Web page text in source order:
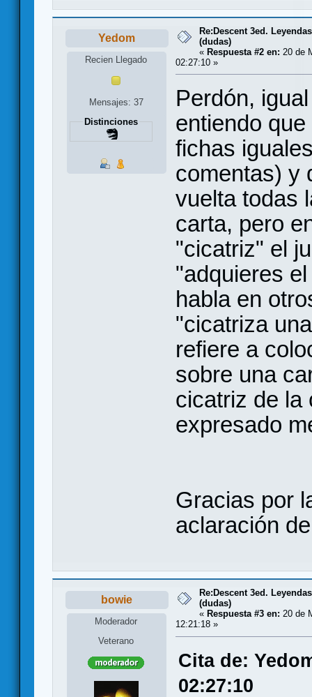
Yedom
Recien Llegado
Mensajes: 37
Distinciones
Re:Descent 3ed.
(dudas)
« Respuesta #2 en: 20 de
02:27:10 »
Perdón,
entiendo
fichas
comentas) y
vuelta todas
carta, pero
"cicatriz" el
"adquieres
habla en
"cicatriza
refiere a
sobre una
cicatriz de la
expresado
Gracias por
aclaración
bowie
Moderador
Veterano
Re:Descent 3ed.
(dudas)
« Respuesta #3 en: 20 de
12:21:18 »
Cita de:
02:27:10